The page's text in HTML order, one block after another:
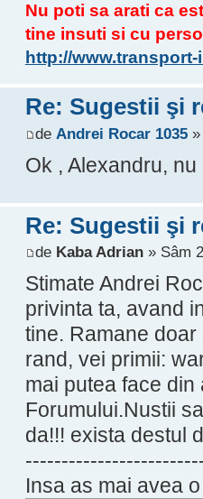
Nu poti sa arati ca
tine insuti si cu
http://
Re: Sugestii şi
de Andrei Rocar 1035»
Ok , Alexandru,
Re: Sugestii şi
de Kaba Adrian» Sâm
Stimate Andrei
privinta ta, avand
tine. Ramane
rand, vei primii:
mai putea face
Forumului.Nustii
da!!! exista destul
Insa as mai avea